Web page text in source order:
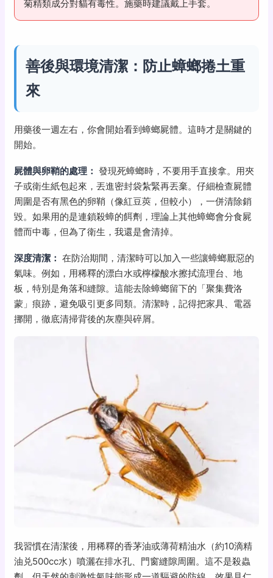
菊精類成分對貓有毒性。施藥時建議戴上手套。
善後與環境清潔：防止蟑螂捲土重
來
用藥後一週左右，你會開始看到蟑螂屍體。這時才是關鍵的
開始。
屍體與卵鞘的處理： 發現死蟑螂時，不要用手直接拿。用夾
子或衛生紙包起來，丟進密封袋紮緊再丟棄。仔細檢查屍體
周圍是否有黑色的卵鞘（像紅豆莢，但較小），一併清除銷
毀。如果用的是連鎖殺蟑的餌劑，理論上其他蟑螂會分食屍
體而中毒，但為了衛生，我還是會清掉。
深度清潔： 在防治期間，清潔時可以加入一些讓蟑螂厭惡的
氣味。例如，用稀釋的漂白水或檸檬酸水擦拭流理台、地
板，特別是角落和縫隙。這能去除蟑螂留下的「聚集費洛
蒙」痕跡，避免吸引更多同類。清潔時，記得把家具、電器
挪開，徹底清掃背後的灰塵與碎屑。
我習慣在清潔後，用稀釋的香茅油或薄荷精油水（約10滴精
油兑500cc水）噴灑在排水孔、門窗縫隙周圍。這不是殺蟲